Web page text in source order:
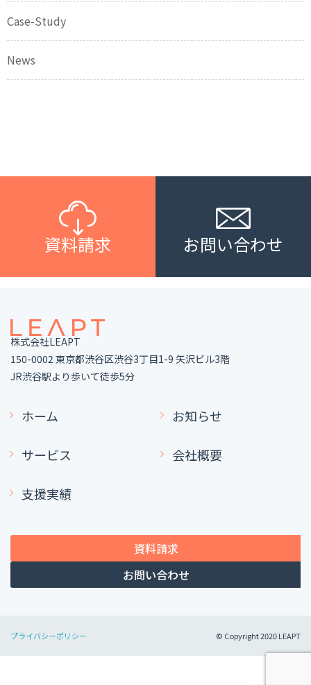
Case-Study
News
資料請求 お問い合わせ
株式会社LEAPT
150-0002 東京都渋谷区渋谷3丁目1-9 矢沢ビル3階
JR渋谷駅より歩いて徒歩5分
ホーム
サービス
支援実績
お知らせ
会社概要
資料請求
お問い合わせ
プライバシーポリシー © Copyright 2020 LEAPT